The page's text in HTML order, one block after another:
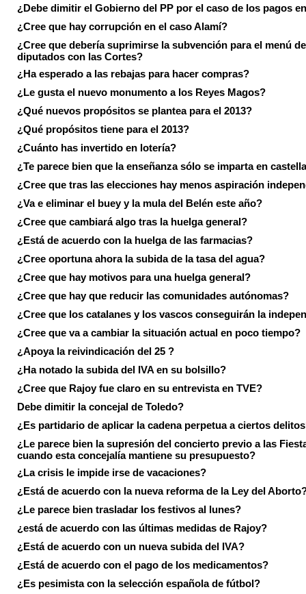
¿Debe dimitir el Gobierno del PP por el caso de los pagos
¿Cree que hay corrupción en el caso Alamí?
¿Cree que debería suprimirse la subvención para el menú
diputados con las Cortes?
¿Ha esperado a las rebajas para hacer compras?
¿Le gusta el nuevo monumento a los Reyes Magos?
¿Qué nuevos propósitos se plantea para el 2013?
¿Qué propósitos tiene para el 2013?
¿Cuánto has invertido en lotería?
¿Te parece bien que la enseñanza sólo se imparta en
¿Cree que tras las elecciones hay menos aspiración
¿Va e eliminar el buey y la mula del Belén este año?
¿Cree que cambiará algo tras la huelga general?
¿Está de acuerdo con la huelga de las farmacias?
¿Cree oportuna ahora la subida de la tasa del agua?
¿Cree que hay motivos para una huelga general?
¿Cree que hay que reducir las comunidades autónomas?
¿Cree que los catalanes y los vascos conseguirán la
¿Cree que va a cambiar la situación actual en poco tiempo?
¿Apoya la reivindicación del 25 ?
¿Ha notado la subida del IVA en su bolsillo?
¿Cree que Rajoy fue claro en su entrevista en TVE?
Debe dimitir la concejal de Toledo?
¿Es partidario de aplicar la cadena perpetua a ciertos
¿Le parece bien la supresión del concierto previo a las
cuando esta concejalía mantiene su presupuesto?
¿La crisis le impide irse de vacaciones?
¿Está de acuerdo con la nueva reforma de la Ley del
¿Le parece bien trasladar los festivos al lunes?
¿está de acuerdo con las últimas medidas de Rajoy?
¿Está de acuerdo con un nueva subida del IVA?
¿Está de acuerdo con el pago de los medicamentos?
¿Es pesimista con la selección española de fútbol?